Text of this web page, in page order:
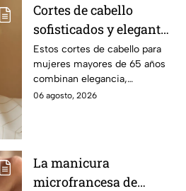
Cortes de cabello
sofisticados y elegantes
para mujeres mayores
de 65 años
Estos cortes de cabello para
mujeres mayores de 65 años
combinan elegancia,
comodidad y estilo, con
06 agosto, 2026
La manicura
microfrancesa de